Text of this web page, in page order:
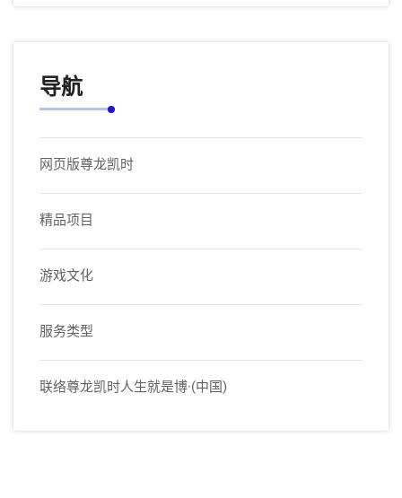
导航
网页版尊龙凯时
精品项目
游戏文化
服务类型
联络尊龙凯时人生就是博·(中国)